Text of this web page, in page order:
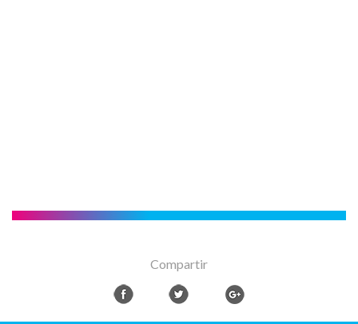
Compartir